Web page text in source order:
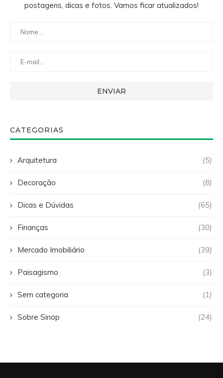
postagens, dicas e fotos. Vamos ficar atualizados!
CATEGORIAS
Arquitetura (5)
Decoração (8)
Dicas e Dúvidas (65)
Finanças (30)
Mercado Imobiliário (39)
Paisagismo (3)
Sem categoria (1)
Sobre Sinop (24)